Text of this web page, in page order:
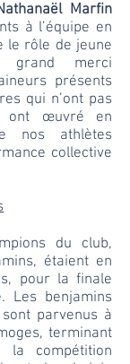
Marfin
à l’équipe en
le rôle de jeune
grand merci
présents
qui n’ont pas
ont œuvré en
nos athlètes
collective
du club,
étaient en
pour la finale
Les benjamins
sont parvenus à
terminant
la compétition